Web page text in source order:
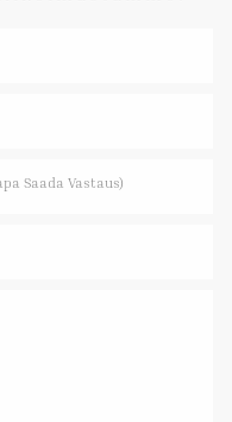
Saada Vastaus)